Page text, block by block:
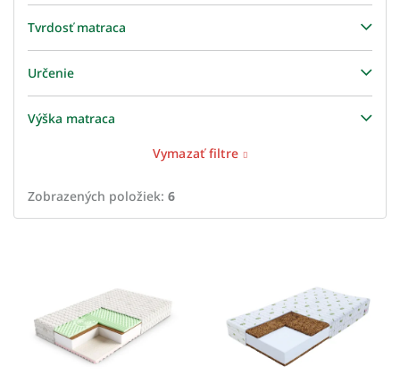
Tvrdosť matraca
Určenie
Výška matraca
Vymazať filtre
Zobrazených položiek: 6